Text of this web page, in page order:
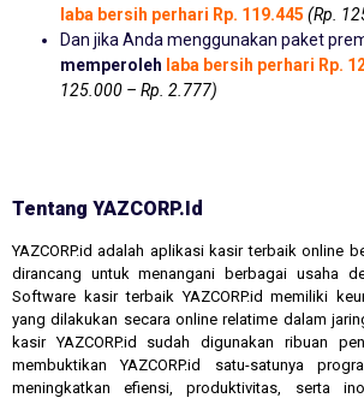
laba bersih perhari Rp. 119.445 (Rp.
Dan jika Anda menggunakan paket
memperoleh laba bersih perhari Rp.
125.000 – Rp. 2.777)
Tentang YAZCORP.id
YAZCORP.id adalah aplikasi kasir terbaik online
dirancang untuk menangani berbagai usaha
Software kasir terbaik YAZCORP.id memiliki
yang dilakukan secara online relatime dalam
kasir YAZCORP.id sudah digunakan ribuan
membuktikan YAZCORP.id satu-satunya
meningkatkan efiensi, produktivitas, serta